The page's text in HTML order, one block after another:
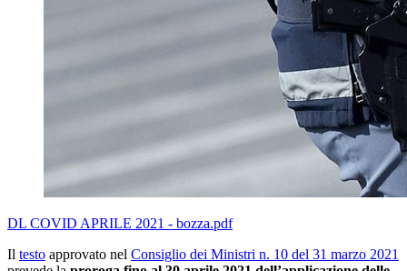
DL COVID APRILE 2021 - bozza.pdf
Il testo approvato nel Consiglio dei Ministri n. 10 del 31 marzo 2021